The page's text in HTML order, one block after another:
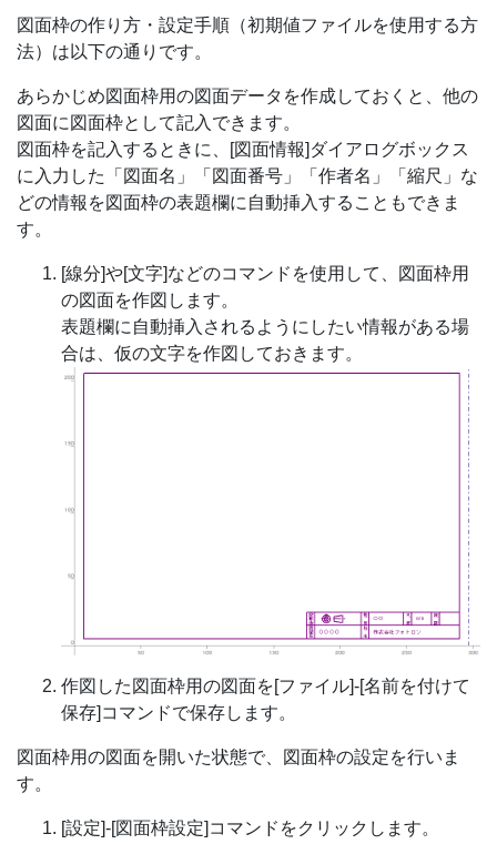
図面枠の作り方・設定手順（初期値ファイルを使用する方
法）は以下の通りです。
あらかじめ図面枠用の図面データを作成しておくと、他の
図面に図面枠として記入できます。
図面枠を記入するときに、[図面情報]ダイアログボックス
に入力した「図面名」「図面番号」「作者名」「縮尺」な
どの情報を図面枠の表題欄に自動挿入することもできま
す。
[線分]や[文字]などのコマンドを使用して、図面枠用
の図面を作図します。
表題欄に自動挿入されるようにしたい情報がある場
合は、仮の文字を作図しておきます。
作図した図面枠用の図面を[ファイル]-[名前を付けて
保存]コマンドで保存します。
図面枠用の図面を開いた状態で、図面枠の設定を行いま
す。
[設定]-[図面枠設定]コマンドをクリックします。